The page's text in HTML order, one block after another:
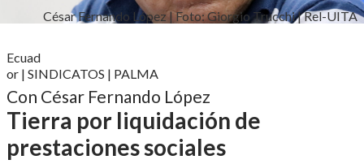
César Fernando López | Foto: Giorgio Trucchi | Rel-UITA
Ecuad
or | SINDICATOS | PALMA
Con César Fernando López
Tierra por liquidación de
prestaciones sociales